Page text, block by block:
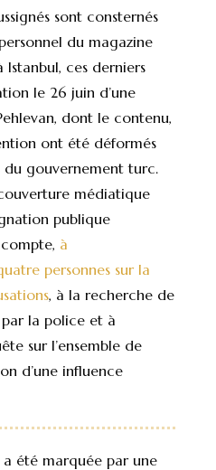
sont consternés
du magazine
ces derniers
le 26 juin d’une
dont le contenu,
ont été déformés
gouvernement turc.
médiatique
publique
à
personnes sur la
, à la recherche de
la police et à
sur l’ensemble de
d’une influence
été marquée par une